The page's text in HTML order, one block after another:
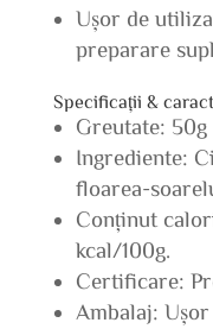
Ușor de
preparare
Specificații &
Greutate: 50g
Ingrediente:
floarea-
Conținut
kcal/100g.
Certificare:
Ambalaj: